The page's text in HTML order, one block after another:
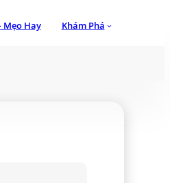
Mẹo Hay Khám Phá